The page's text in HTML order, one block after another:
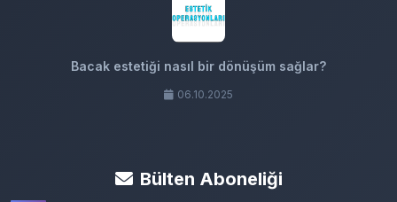
Bacak estetiği nasıl bir dönüşüm sağlar?
06.10.2025
Bülten Aboneliği